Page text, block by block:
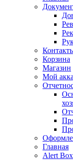
Корзина
Магазин
Мой
Главная
Alert Box